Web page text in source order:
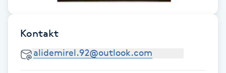
Fransförlängning Volym
Kontakt